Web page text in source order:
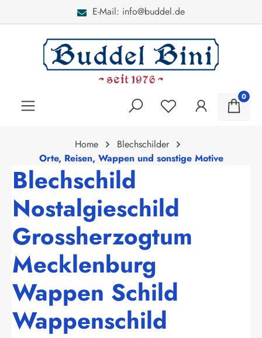
E-Mail: info@buddel.de
0
Home
Blechschilder
Orte, Reisen, Wappen und sonstige Motive
Blechschild
Nostalgieschild
Grossherzogtum
Mecklenburg
Wappen Schild
Wappenschild